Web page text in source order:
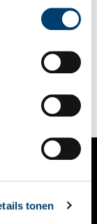
tonen
Vecht
bij Slot
geschiedenis
vervolgens